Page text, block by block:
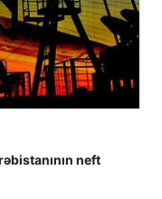
neft